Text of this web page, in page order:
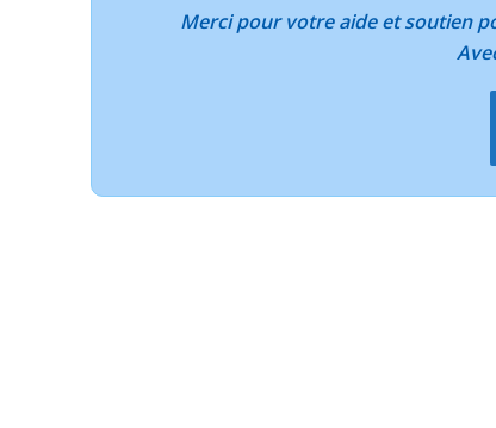
Merci pour votre aide et soutien